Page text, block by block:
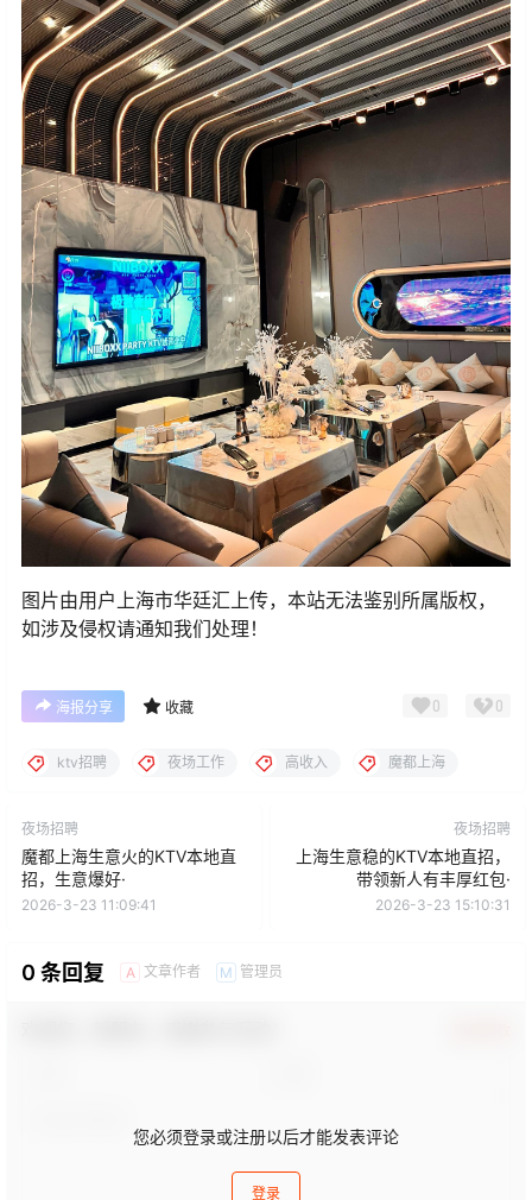
图片由用户上海市华廷汇上传，本站无法鉴别所属版权，
如涉及侵权请通知我们处理！
海报分享 收藏 0 0
ktv招聘 夜场工作 高收入 魔都上海
夜场招聘
魔都上海生意火的KTV本地直
招，生意爆好·
2026-3-23 11:09:41
夜场招聘
上海生意稳的KTV本地直招，
带领新人有丰厚红包·
2026-3-23 15:10:31
0 条回复 A 文章作者 M 管理员
您必须登录或注册以后才能发表评论
登录